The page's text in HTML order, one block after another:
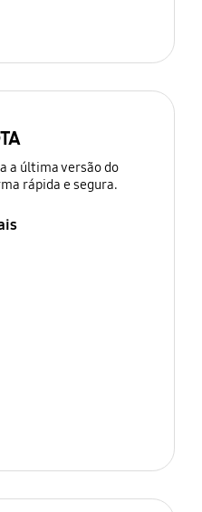
a última versão do
rápida e segura.